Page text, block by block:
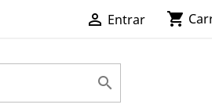
 Entrar shopping_cart
